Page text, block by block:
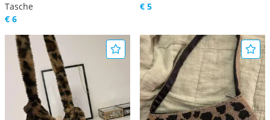
Tasche
€ 6
€ 5